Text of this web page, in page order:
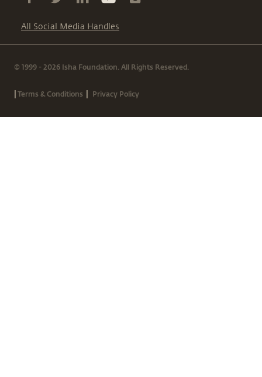
All Social Media Handles
© 1999 - 2026 Isha Foundation. All Rights Reserved.
|Terms & Conditions | Privacy Policy